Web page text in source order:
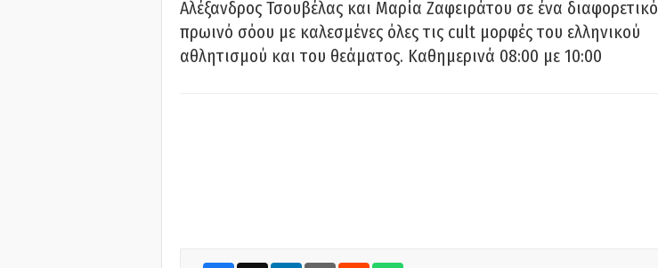
Αλέξανδρος Τσουβέλας και Μαρία Ζαφειράτου σε ένα διαφορετικό
πρωινό σόου με καλεσμένες όλες τις cult μορφές του ελληνικού
αθλητισμού και του θεάματος. Καθημερινά 08:00 με 10:00